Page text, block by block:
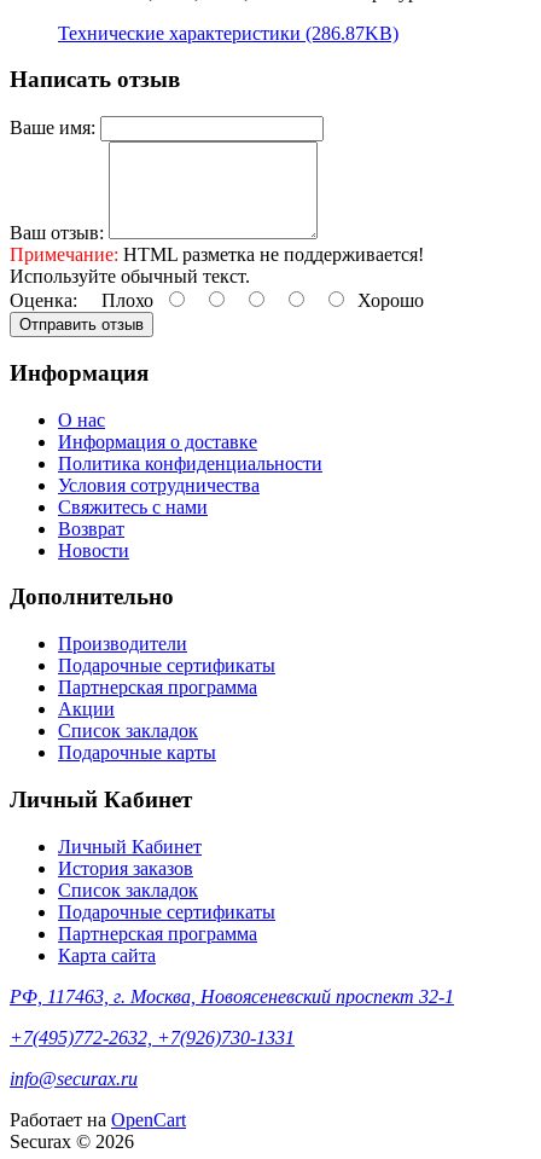
Технические характеристики (286.87KB)
Написать отзыв
Ваше имя:
Ваш отзыв:
Примечание: HTML разметка не поддерживается!
Используйте обычный текст.
Оценка: Плохо Хорошо
Отправить отзыв
Информация
О нас
Информация о доставке
Политика конфиденциальности
Условия сотрудничества
Свяжитесь с нами
Возврат
Новости
Дополнительно
Производители
Подарочные сертификаты
Партнерская программа
Акции
Список закладок
Подарочные карты
Личный Кабинет
Личный Кабинет
История заказов
Список закладок
Подарочные сертификаты
Партнерская программа
Карта сайта
РФ, 117463, г. Москва, Новоясеневский проспект 32-1
+7(495)772-2632, +7(926)730-1331
info@securax.ru
Работает на OpenCart
Securax © 2026